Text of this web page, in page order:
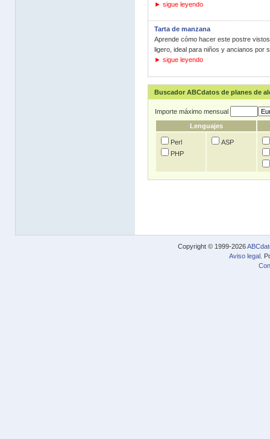
► sigue leyendo
Tarta de manzana
Aprende cómo hacer este postre
ligero, ideal para niños y ancianos por
► sigue leyendo
Buscador ABCdatos de planes de
Importe máximo mensual
Lenguajes
Perl
PHP
ASP
Copyright © 1999-2026
Aviso legal .